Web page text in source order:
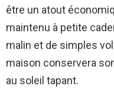
être un atout
maintenu à petite
malin et de simples
maison conservera
au soleil tapant.